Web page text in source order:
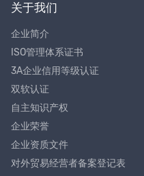
关于我们
企业简介
ISO管理体系证书
3A企业信用等级认证
双软认证
自主知识产权
企业荣誉
企业资质文件
对外贸易经营者备案登记表